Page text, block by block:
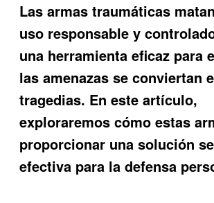
Lasarmas traumáticas matan
uso responsable y
una herramienta eficaz para
las amenazas se conviertan
tragedias. En este artículo,
exploraremos cómo estas
proporcionar una solución
efectiva para la defensa